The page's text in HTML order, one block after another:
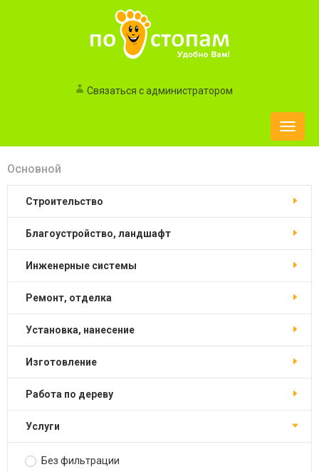
Связаться с администратором
Toggle
Основной
строительство
благоустройство, ландшафт
инженерные системы
ремонт, отделка
установка, нанесение
изготовление
работа по дереву
услуги
Без фильтрации